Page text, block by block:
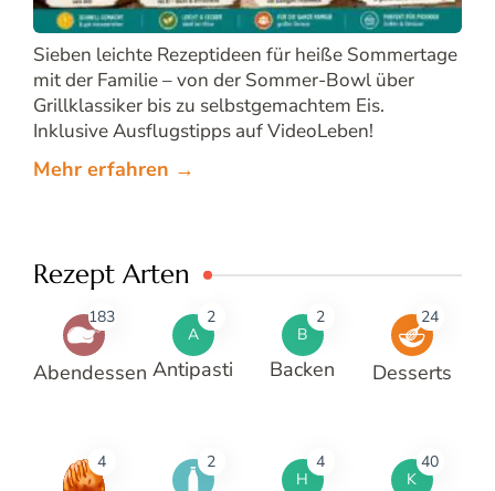
Sieben leichte Rezeptideen für heiße Sommertage
mit der Familie – von der Sommer-Bowl über
Grillklassiker bis zu selbstgemachtem Eis.
Inklusive Ausflugstipps auf VideoLeben!
Mehr erfahren →
Rezept Arten
183
Abendessen
A
2
Antipasti
B
2
Backen
24
Desserts
4 2
H
4
K
40